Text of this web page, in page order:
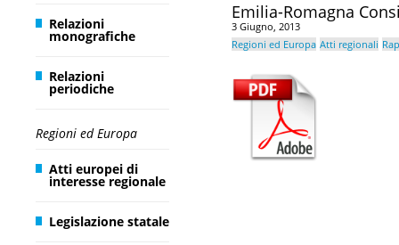
Relazioni
monografiche
Relazioni
periodiche
Regioni ed Europa
Atti europei di
interesse regionale
Legislazione statale
Emilia-Romagna
3 Giugno, 2013
Regioni ed Europa Atti regionali